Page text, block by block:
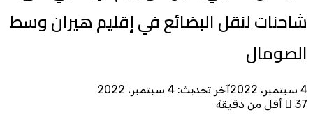
شاحنات لنقل البضائع في إقليم هيران وسط
الصومال
4 سبتمبر، 2022
آخر تحديث: 4 سبتمبر، 2022
37
أقل من دقيقة